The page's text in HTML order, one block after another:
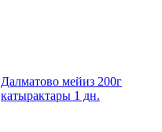
Далматово мейиз 200г
катырактары 1 дн.